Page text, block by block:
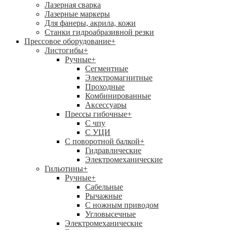
Лазерная сварка
Лазерные маркеры
Для фанеры, акрила, кожи
Станки гидроабразивной резки
Прессовое оборудование+
Листогибы+
Ручные+
Сегментные
Электромагнитные
Проходные
Комбинированные
Аксессуары
Прессы гибочные+
C чпу
С УЦИ
С поворотной балкой+
Гидравлические
Электромеханические
Гильотины+
Ручные+
Сабельные
Рычажные
С ножным приводом
Угловысечные
Электромеханические